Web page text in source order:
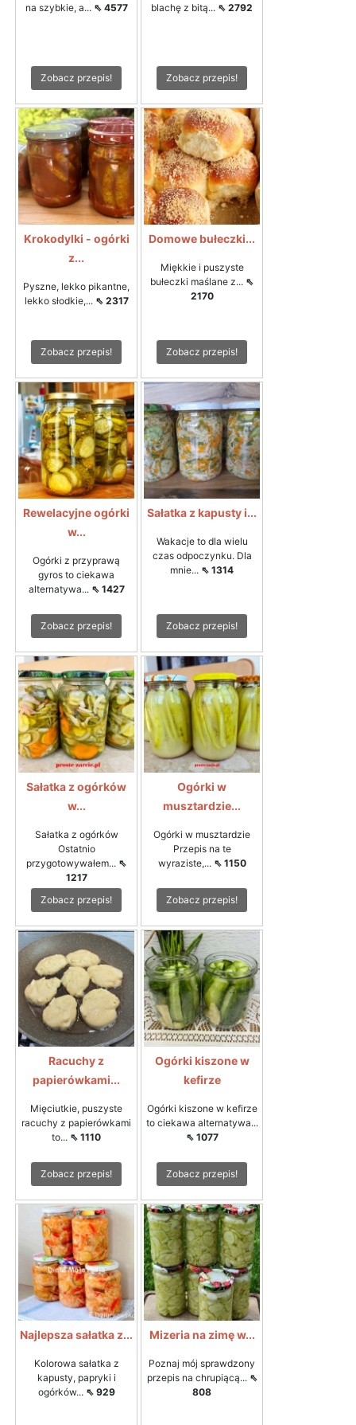
na szybkie, a... ⇖ 4577
Zobacz przepis!
blachę z bitą... ⇖ 2792
Zobacz przepis!
Krokodylki - ogórki
z...
Pyszne, lekko pikantne,
lekko słodkie,... ⇖ 2317
Zobacz przepis!
Domowe bułeczki...
Miękkie i puszyste
bułeczki maślane z... ⇖
2170
Zobacz przepis!
Rewelacyjne ogórki
w...
Ogórki z przyprawą
gyros to ciekawa
alternatywa... ⇖ 1427
Zobacz przepis!
Sałatka z kapusty i...
Wakacje to dla wielu
czas odpoczynku. Dla
mnie... ⇖ 1314
Zobacz przepis!
Sałatka z ogórków
w...
Sałatka z ogórków
Ostatnio
przygotowywałem... ⇖
1217
Zobacz przepis!
Ogórki w
musztardzie...
Ogórki w musztardzie
Przepis na te
wyraziste,... ⇖ 1150
Zobacz przepis!
Racuchy z
papierówkami...
Mięciutkie, puszyste
racuchy z papierówkami
to... ⇖ 1110
Zobacz przepis!
Ogórki kiszone w
kefirze
Ogórki kiszone w kefirze
to ciekawa alternatywa...
⇖ 1077
Zobacz przepis!
Najlepsza sałatka z...
Kolorowa sałatka z
kapusty, papryki i
ogórków... ⇖ 929
Mizeria na zimę w...
Poznaj mój sprawdzony
przepis na chrupiącą... ⇖
808